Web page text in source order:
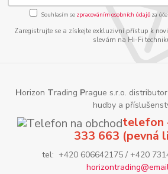
Souhlasím se zpracováním osobních údajůza
Zaregistrujte se a získejte exkluzivní přístup k
slevám na Hi-Fi
Horizon Trading Prague s.r.o.
hudby a
telefon
333 663 (pevná
tel: +420 606642175 / +420